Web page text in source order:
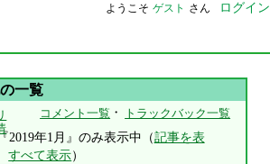
ようこそ ゲスト さん ログイン
一覧
コメント一覧 ・ トラックバック一覧
2019年1月』のみ表示中（記事を表
すべて表示）